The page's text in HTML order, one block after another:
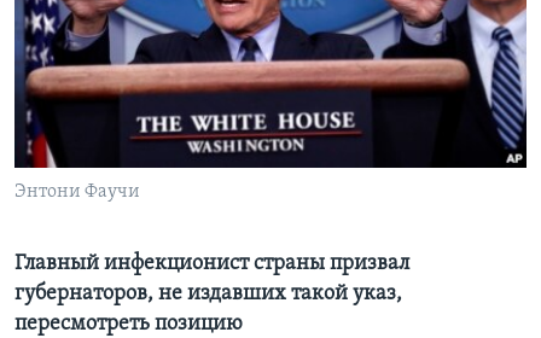
Learning English
СОЦИАЛЬНЫЕ СЕТИ
Энтони Фаучи
Главный инфекционист страны призвал
губернаторов, не издавших такой указ,
пересмотреть позицию